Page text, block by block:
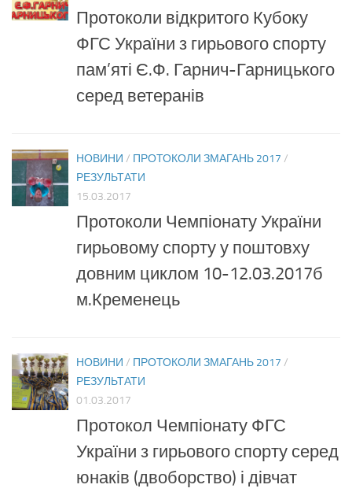
Протоколи відкритого Кубоку
ФГС України з гирьового спорту
пам’яті Є.Ф. Гарнич-Гарницького
серед ветеранів
НОВИНИ / ПРОТОКОЛИ ЗМАГАНЬ 2017 /
РЕЗУЛЬТАТИ
15.03.2017
Протоколи Чемпіонату України
гирьовому спорту у поштовху
довним циклом 10-12.03.2017б
м.Кременець
НОВИНИ / ПРОТОКОЛИ ЗМАГАНЬ 2017 /
РЕЗУЛЬТАТИ
01.03.2017
Протокол Чемпіонату ФГС
України з гирьового спорту серед
юнаків (двоборство) і дівчат